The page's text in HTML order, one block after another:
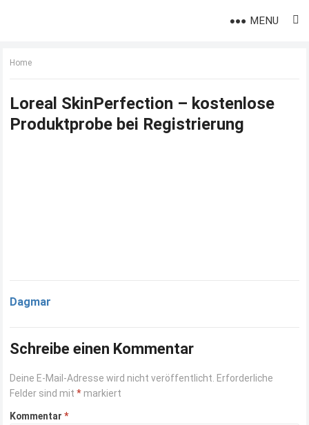
MENU
Home
Loreal SkinPerfection – kostenlose
Produktprobe bei Registrierung
Dagmar
Schreibe einen Kommentar
Deine E-Mail-Adresse wird nicht veröffentlicht. Erforderliche
Felder sind mit* markiert
Kommentar*